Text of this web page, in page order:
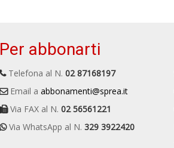
Per abbonarti
Telefona al N. 02 87168197
Email a abbonamenti@sprea.it
Via FAX al N. 02 56561221
Via WhatsApp al N. 329 3922420